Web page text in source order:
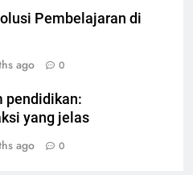
Pembelajaran di
ago 0
pendidikan:
yang jelas
ago 0